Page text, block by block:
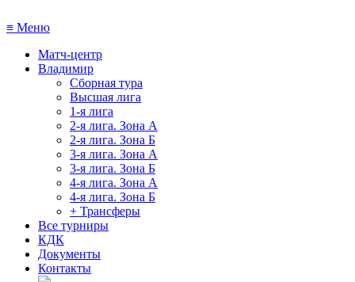
≡ Меню
Матч-центр
Владимир
Сборная тура
Высшая лига
1-я лига
2-я лига. Зона А
2-я лига. Зона Б
3-я лига. Зона А
3-я лига. Зона Б
4-я лига. Зона А
4-я лига. Зона Б
+ Трансферы
Все турниры
КДК
Документы
Контакты